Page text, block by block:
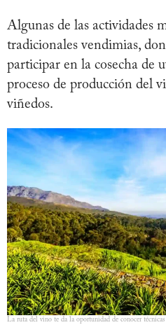
Algunas de las actividades
tradicionales vendimias,
participar en la cosecha de
proceso de producción del
viñedos.
La ruta del vino te da la oportunidad de conocer